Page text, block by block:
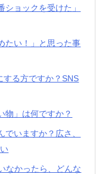
ョックを受けた」
い！」と思った事
る方ですか？SNS
」は何ですか？
いますか？広さ、
なかったら、どんな